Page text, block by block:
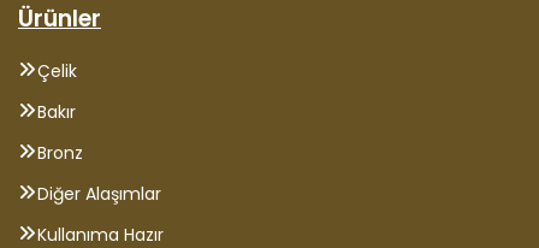
Ürünler
Çelik
Bakır
Bronz
Diğer Alaşımlar
Kullanıma Hazır